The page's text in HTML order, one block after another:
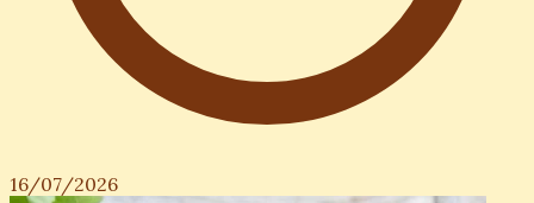
16/07/2026